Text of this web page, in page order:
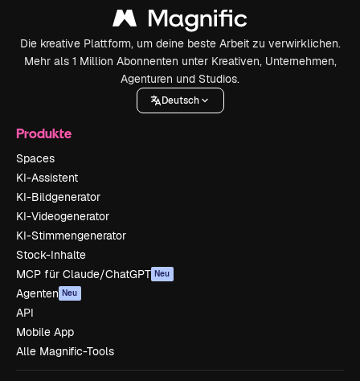
Die kreative Plattform, um deine beste Arbeit zu verwirklichen.
Mehr als 1 Million Abonnenten unter Kreativen, Unternehmen,
Agenturen und Studios.
Deutsch
Produkte
Spaces
KI-Assistent
KI-Bildgenerator
KI-Videogenerator
KI-Stimmengenerator
Stock-Inhalte
MCP für Claude/ChatGPT Neu
Agenten Neu
API
Mobile App
Alle Magnific-Tools